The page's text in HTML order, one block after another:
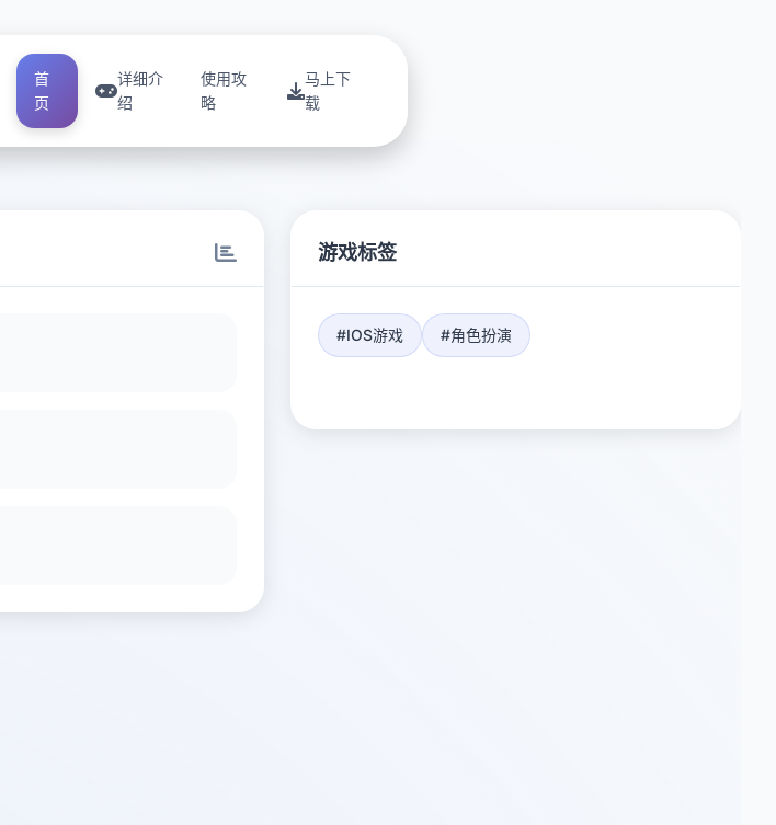
首
页
详细介
绍
使用攻
略
马上下
载
游戏标签
#IOS游戏 #角色扮演